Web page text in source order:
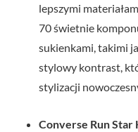
lepszymi
70 świetnie
sukienkami, takimi
stylowy kontrast,
stylizacji
Converse Run